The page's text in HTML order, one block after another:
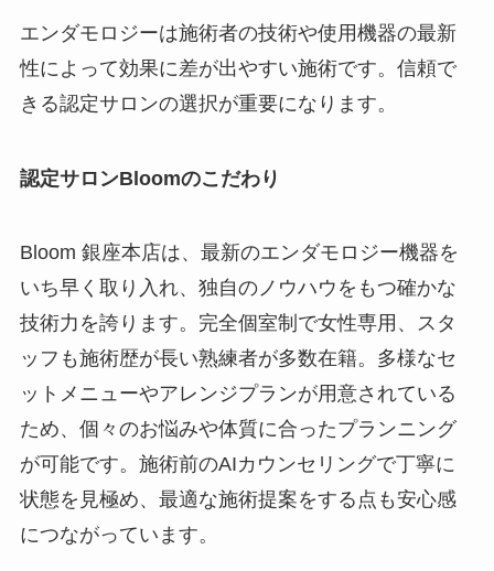
エンダモロジーは施術者の技術や使用機器の最新
性によって効果に差が出やすい施術です。信頼で
きる認定サロンの選択が重要になります。
認定サロンBloomのこだわり
Bloom 銀座本店は、最新のエンダモロジー機器を
いち早く取り入れ、独自のノウハウをもつ確かな
技術力を誇ります。完全個室制で女性専用、スタ
ッフも施術歴が長い熟練者が多数在籍。多様なセ
ットメニューやアレンジプランが用意されている
ため、個々のお悩みや体質に合ったプランニング
が可能です。施術前のAIカウンセリングで丁寧に
状態を見極め、最適な施術提案をする点も安心感
につながっています。